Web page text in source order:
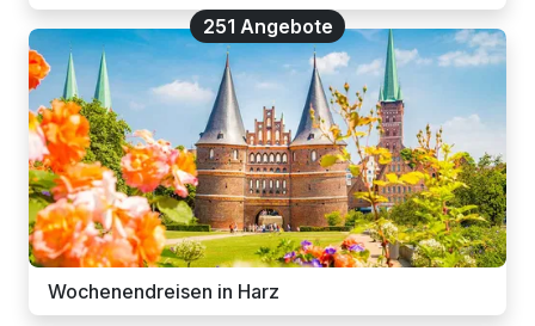
251 Angebote
Wochenendreisen in Harz